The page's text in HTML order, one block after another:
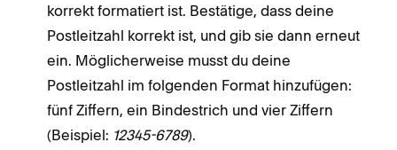
korrekt formatiert ist. Bestätige, dass deine
Postleitzahl korrekt ist, und gib sie dann erneut
ein. Möglicherweise musst du deine
Postleitzahl im folgenden Format hinzufügen:
fünf Ziffern, ein Bindestrich und vier Ziffern
(Beispiel: 12345-6789).